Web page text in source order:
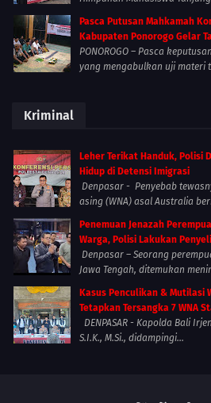
Pasca Putusan Mahkamah
Kabupaten Ponorogo Gelar
PONOROGO – Pasca
yang mengabulkan uji materi
Kriminal
Leher Terikat Handuk, Polisi
Hidup di Detensi Imigrasi
Denpasar - Penyebab
asing (WNA) asal Australia
Penemuan Jenazah
Warga, Polisi Lakukan
Denpasar – Seorang
Jawa Tengah, ditemukan
Kasus Penculikan & Mutilasi
Tetapkan Tersangka 7 WNA
DENPASAR - Kapolda Bali
S.I.K., M.Si., didampingi...